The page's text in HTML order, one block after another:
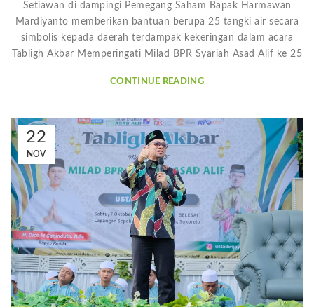
Setiawan di dampingi Pemegang Saham Bapak Harmawan
Mardiyanto memberikan bantuan berupa 25 tangki air secara
simbolis kepada daerah terdampak kekeringan dalam acara
Tabligh Akbar Memperingati Milad BPR Syariah Asad Alif ke 25
CONTINUE READING
22
NOV